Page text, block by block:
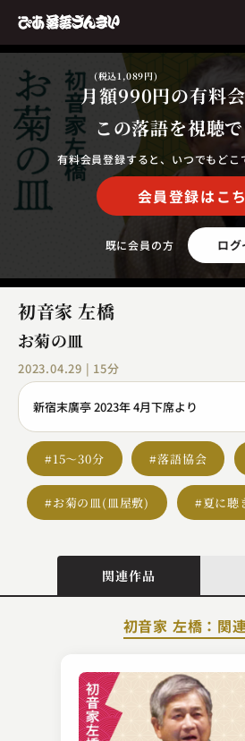
月額990円
(税込1,089円)
の有料
この落語を視聴
有料会員登録すると、いつでもどこ
会員登録はこ
既に会員の方 ログ
初音家 左橋
お菊の皿
2023.04.29 | 15分
新宿末廣亭 2023年 4月下席より
#15～30分 #落語協会
#お菊の皿(皿屋敷) #夏に聴
関連作品
初音家 左橋：関